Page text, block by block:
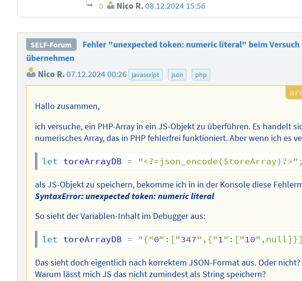
0 Nico R.08.12.2024 15:56
SELF-Forum
Fehler "unexpected token: numeric literal" beim Versuch
übernehmen
Nico R.07.12.2024 00:26 javascript json php
Hallo zusammen,
ich versuche, ein PHP-Array in ein JS-Objekt zu überführen. Es handelt
numerisches Array, das in PHP fehlerfrei funktioniert. Aber wenn ich es
let toreArrayDB = "<?=json_encode($toreArray)?>" ;
als JS-Objekt zu speichern, bekomme ich in in der Konsole diese
SyntaxError: unexpected token: numeric literal
So sieht der Variablen-Inhalt im Debugger aus:
let toreArrayDB = "{"0":["347",{"1":["10
Das sieht doch eigentlich nach korrektem JSON-Format aus. Oder
Warum lässt mich JS das nicht zumindest als String speichern?